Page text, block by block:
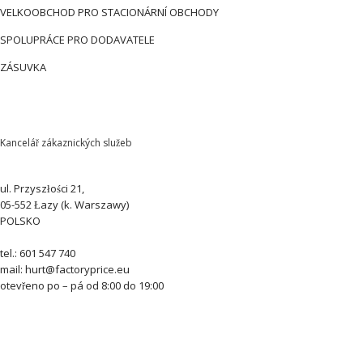
VELKOOBCHOD PRO STACIONÁRNÍ OBCHODY
SPOLUPRÁCE PRO DODAVATELE
ZÁSUVKA
Kancelář zákaznických služeb
ul. Przyszłości 21,
05-552 Łazy (k. Warszawy)
POLSKO
tel.: 601 547 740
mail: hurt@factoryprice.eu
otevřeno po – pá od 8:00 do 19:00